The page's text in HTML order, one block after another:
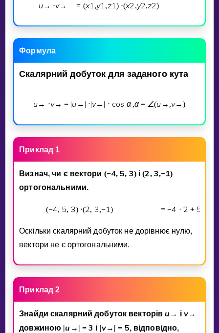
u→ ⋅v→ = (x1,y1,z1) ⋅(x2,y2,z2)
Формула
Скалярний добуток для заданого кута
u→ ⋅v→ = |u → | ⋅|v→ | ⋅ cos α ,α = ∠(u → ,v→)
Приклад 1
Визнач, чи є вектори (−4, 5, 3)i(2, 3,−1)
ортогональними.
(−4, 5, 3) ⋅(2, 3,−1) = −4 ⋅ 2 + 5
Оскiльки скалярний добуток не дорiвнює нулю,
вектори не є ортогональними.
Приклад 2
Знайди скалярний добуток векторiвu → i v→
довжиною |u → | = 3 i |v→ | = 5, вiдповiдно,